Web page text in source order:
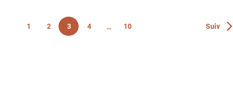
la page 3Page
1 Page
2 Page
3 Page
4 Page
10 SuivPage